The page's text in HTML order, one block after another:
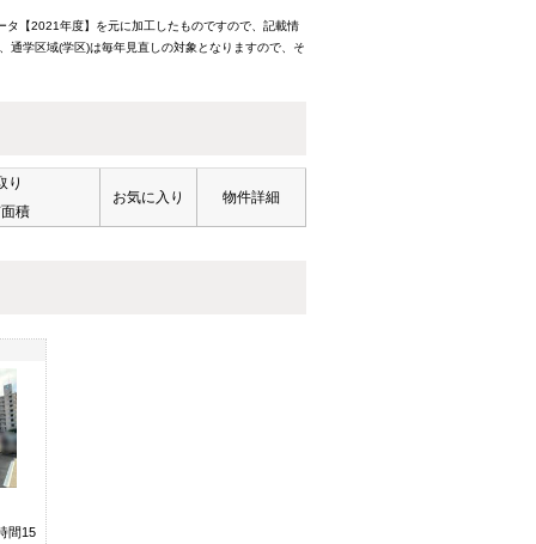
【2021年度】を元に加工したものですので、記載情
通学区域(学区)は毎年見直しの対象となりますので、そ
り
積
お気に入り 物件詳細
間15